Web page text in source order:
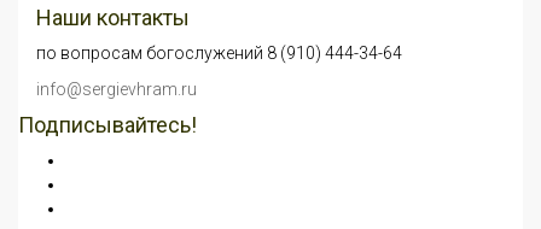
Наши контакты
по вопросам богослужений 8 (910) 444-34-64
info@sergievhram.ru
Подписывайтесь!